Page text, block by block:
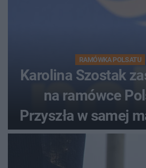
RAMÓWKA POLSATU
Karolina Szostak
na ramówce
Przyszła w samej